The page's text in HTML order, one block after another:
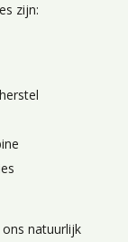
zijn:
natuurlijk